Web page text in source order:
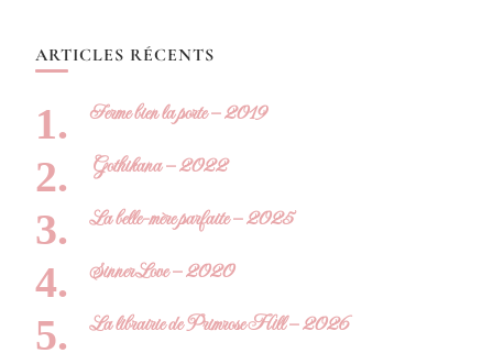
ARTICLES RÉCENTS
Ferme bien la porte – 2019
Gothikana – 2022
La belle-mère parfaite – 2025
Sinner Love – 2020
La librairie de Primrose Hill – 2026